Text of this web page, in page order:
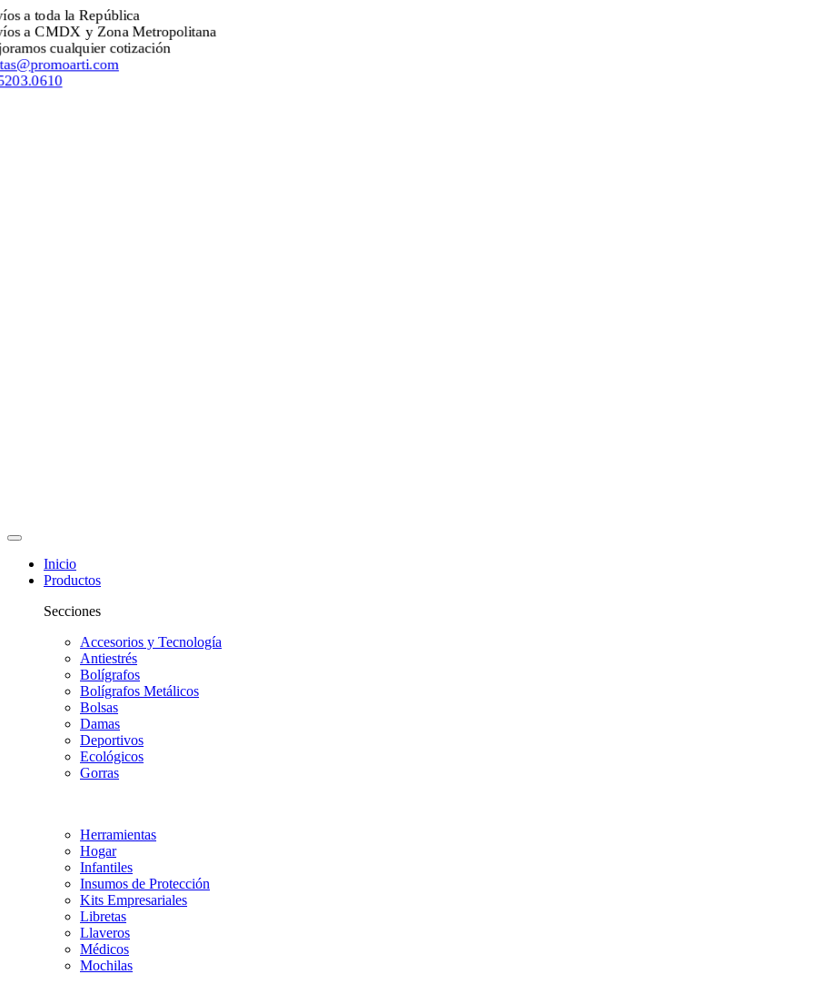
toda la República
CMDX y Zona Metropolitana
cualquier cotización
Inicio
Productos
Secciones
Accesorios y Tecnología
Antiestrés
Bolígrafos
Bolígrafos Metálicos
Bolsas
Damas
Deportivos
Ecológicos
Gorras
Herramientas
Hogar
Infantiles
Insumos de Protección
Kits Empresariales
Libretas
Llaveros
Médicos
Mochilas